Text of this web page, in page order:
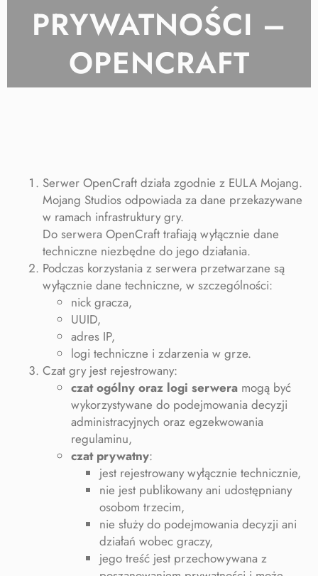
PRYWATNOŚCI –
OPENCRAFT
Serwer OpenCraft działa zgodnie z EULA Mojang.
Mojang Studios odpowiada za dane przekazywane
w ramach infrastruktury gry.
Do serwera OpenCraft trafiają wyłącznie dane
techniczne niezbędne do jego działania.
Podczas korzystania z serwera przetwarzane są
wyłącznie dane techniczne, w szczególności:
nick gracza,
UUID,
adres IP,
logi techniczne i zdarzenia w grze.
Czat gry jest rejestrowany:
czat ogólny oraz logi serwera mogą być
wykorzystywane do podejmowania decyzji
administracyjnych oraz egzekwowania
regulaminu,
czat prywatny:
jest rejestrowany wyłącznie technicznie,
nie jest publikowany ani udostępniany
osobom trzecim,
nie służy do podejmowania decyzji ani
działań wobec graczy,
jego treść jest przechowywana z